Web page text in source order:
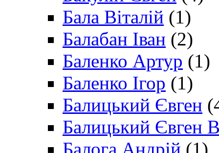
Бала Віталій (1)
Балабан Іван (2)
Баленко Артур (1)
Баленко Ігор (1)
Балицький Євген
Балицький Євген
Балога Андрій (1)